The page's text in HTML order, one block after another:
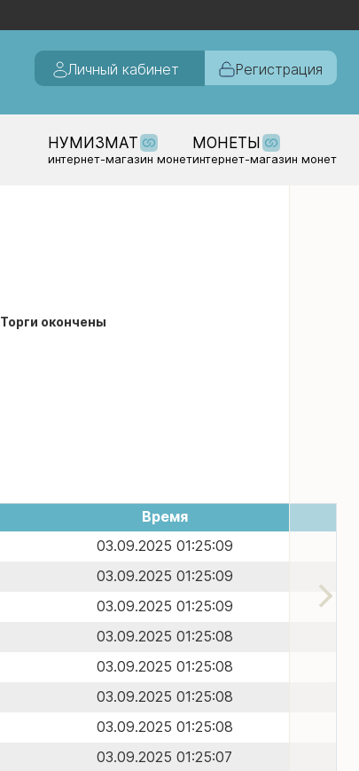
Личный кабинет Регистрация
НУМИЗМАТ
интернет-магазин монет
МОНЕТЫ
интернет-магазин монет
Торги окончены
Время
03.09.2025 01:25:09
03.09.2025 01:25:09
03.09.2025 01:25:09
03.09.2025 01:25:08
03.09.2025 01:25:08
03.09.2025 01:25:08
03.09.2025 01:25:08
03.09.2025 01:25:07